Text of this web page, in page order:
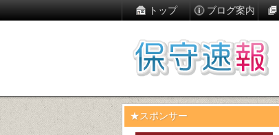
トップ ブログ案内
★スポンサー